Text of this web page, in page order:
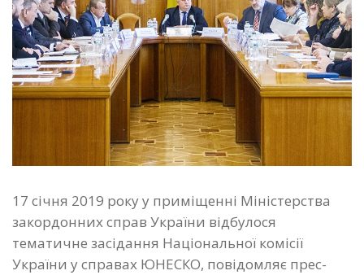
17 січня 2019 року у приміщенні Міністерства
закордонних справ України відбулося
тематичне засідання Національної комісії
України у справах ЮНЕСКО, повідомляє прес-